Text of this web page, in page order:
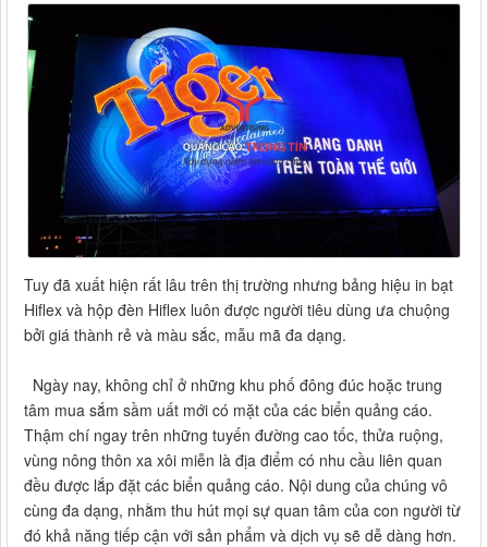
Tuy đã xuất hiện rất lâu trên thị trường nhưng bảng hiệu in bạt
Hiflex và hộp đèn Hiflex luôn được người tiêu dùng ưa chuộng
bởi giá thành rẻ và màu sắc, mẫu mã đa dạng.
Ngày nay, không chỉ ở những khu phố đông đúc hoặc trung
tâm mua sắm sầm uất mới có mặt của các biển quảng cáo.
Thậm chí ngay trên những tuyến đường cao tốc, thửa ruộng,
vùng nông thôn xa xôi miễn là địa điểm có nhu cầu liên quan
đều được lắp đặt các biển quảng cáo. Nội dung của chúng vô
cùng đa dạng, nhằm thu hút mọi sự quan tâm của con người từ
đó khả năng tiếp cận với sản phẩm và dịch vụ sẽ dễ dàng hơn.